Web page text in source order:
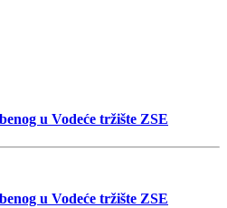
u Vodeće tržište ZSE
u Vodeće tržište ZSE